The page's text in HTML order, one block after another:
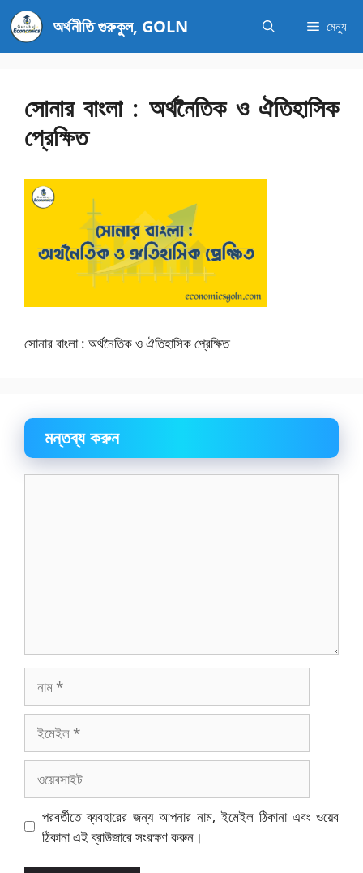
এড়িেয়
লেখায়
যান
অর্থনীতি গুরুকুল, GOLN মেন্যু
সোনার বাংলা : অর্থনৈতিক ও ঐতিহাসিক
প্রেক্ষিত
সোনার বাংলা : অর্থনৈতিক ও ঐতিহাসিক প্রেক্ষিত
মন্তব্য করুন
ইমেইল
পরবর্তীতে ব্যবহারের জন্য আপনার নাম, ইমেইল ঠিকানা এবং ওয়েব
ঠিকানা এই ব্রাউজারে সংরক্ষণ করুন।